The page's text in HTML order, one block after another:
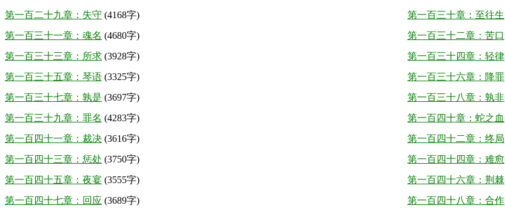
第一百二十九章：失守 (4168字) 第一百三十章：至往生
第一百三十一章：魂名 (4680字) 第一百三十二章：苦口
第一百三十三章：所求 (3928字) 第一百三十四章：轻律
第一百三十五章：琴语 (3325字) 第一百三十六章：降罪
第一百三十七章：孰是 (3697字) 第一百三十八章：孰非
第一百三十九章：罪名 (4283字) 第一百四十章：蛇之血
第一百四十一章：裁决 (3616字) 第一百四十二章：终局
第一百四十三章：惩处 (3750字) 第一百四十四章：难愈
第一百四十五章：夜宴 (3555字) 第一百四十六章：荆棘
第一百四十七章：回应 (3689字) 第一百四十八章：合作